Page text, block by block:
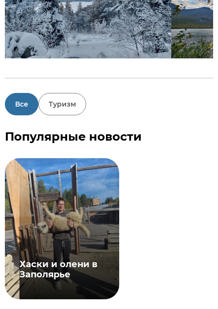
Все Туризм
Популярные новости
Хаски и олени в
Заполярье